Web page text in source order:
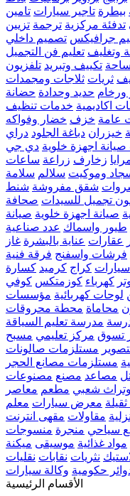
بيطرة تاجير سيارات تامين
تدفئة مركزية ترجمة تزيين
جرافيكس تصميم داخلي
وتغليف تعليم فن التجميل
تكييف وتبريد تلفزيون
ثريات ثلاجات ومجمدات
حديد وحدادة حضانة
اكاديمية خدمات تنظيف
عامة خزف خضار وفواكه
خيزران دباغة الجلود دراي
اجهزة خلوية دي جي
زخارف زراعة ساعات
وموكيت سلالم سلامة
شقق مفروشة شنط
تجميل للسيدات صحافة
صيانة اجهزة خلوية صيانة
طيور واسماك عدد صناعية
عقارات عناية بالبشرة غاز
فرشات واسفنج فرقة فنية
كراج كرميد كسارة
كهرباء كوزمتكس كوفي
لوحات كهربائية مؤسسات
محاماة محطة محروقات
مدرسة تعليم السياقة
تسوق مركز تعليمي مسبح
مستلزمات صالونات
مستلزمات مصانع الحجر
مصاعد مصنع مصنوعات
شعبي مطعم معاصر
معرض سيارات معلم
مقاولات مقهى انترنت
سياحي منجرة منسوجات
مواد غذائية موسيقى ميكنة
نثريات نقابات نقليات
حكومية وكالة سيارات
الأقسام الرئيسية